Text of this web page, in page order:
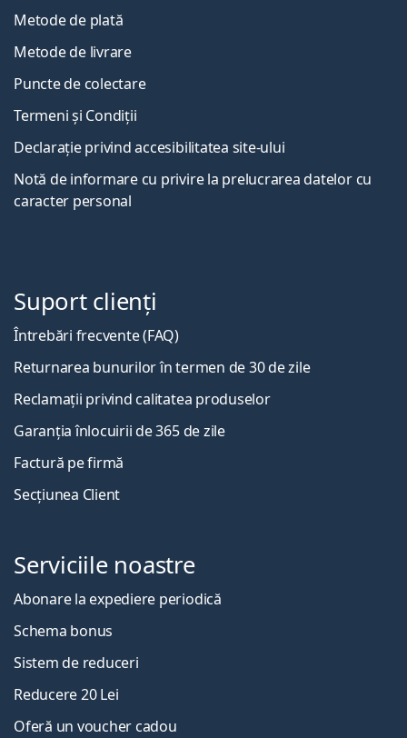
Metode de plată
Metode de livrare
Puncte de colectare
Termeni și Condiții
Declarație privind accesibilitatea site-ului
Notă de informare cu privire la prelucrarea datelor cu
caracter personal
Suport clienți
Întrebări frecvente (FAQ)
Returnarea bunurilor în termen de 30 de zile
Reclamații privind calitatea produselor
Garanția înlocuirii de 365 de zile
Factură pe firmă
Secțiunea Client
Serviciile noastre
Abonare la expediere periodică
Schema bonus
Sistem de reduceri
Reducere 20 Lei
Oferă un voucher cadou